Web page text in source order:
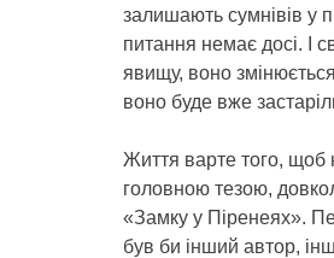
залишають сумнівів у
питання немає досі. І
явищу, воно
воно буде вже
Життя варте того, щоб
головною тезою,
«Замку у Піренеях».
був би інший автор,